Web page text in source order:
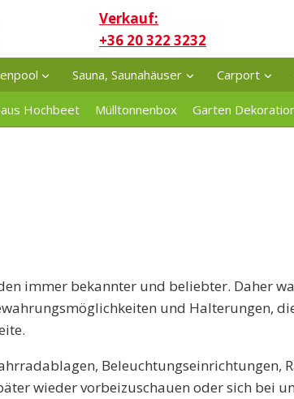
Verkauf:
+36 20 322 3232
Sauna, Saunahäuser Carport
Hochbeet Mülltonnenbox Garten
immer bekannter und beliebter. Daher
und Halterungen,
Beleuchtungseinrichtungen,
wieder vorbeizuschauen oder sich bei